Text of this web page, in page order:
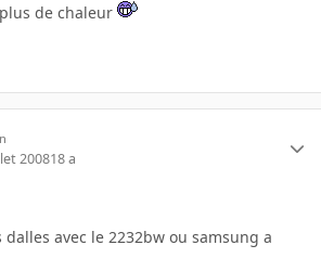
de chaleur
200818 a
dalles avec le 2232bw ou samsung a